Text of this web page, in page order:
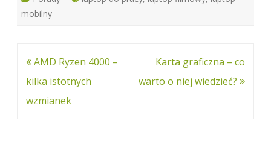
mobilny
Nawigacja
wpisu
AMD Ryzen 4000 –
kilka istotnych
wzmianek
Karta graficzna – co
warto o niej wiedzieć?